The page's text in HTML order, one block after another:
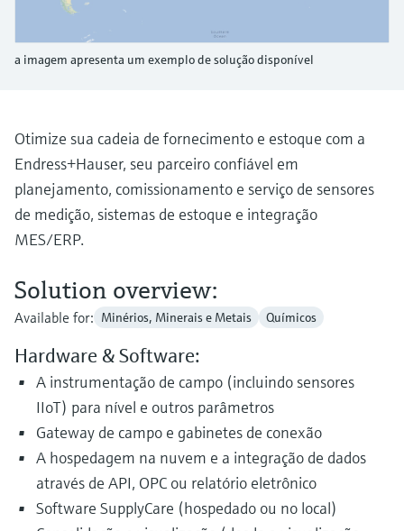
Device Viewer
Find product-specific information and
Find spare parts by product root, order code,
or serial number
Medição de nível com pressão
Comprar tudo
decisões
a imagem apresenta um exemplo de solução disponível
Otimize sua cadeia de fornecimento e estoque com a
Endress+Hauser, seu parceiro confiável em
planejamento, comissionamento e serviço de sensores
de medição, sistemas de estoque e integração
MES/ERP.
Solution overview:
Available for: Minérios, Minerais e Metais Químicos
Hardware & Software:
A instrumentação de campo (incluindo sensores
IIoT) para nível e outros parâmetros
Gateway de campo e gabinetes de conexão
A hospedagem na nuvem e a integração de dados
através de API, OPC ou relatório eletrônico
Software SupplyCare (hospedado ou no local)